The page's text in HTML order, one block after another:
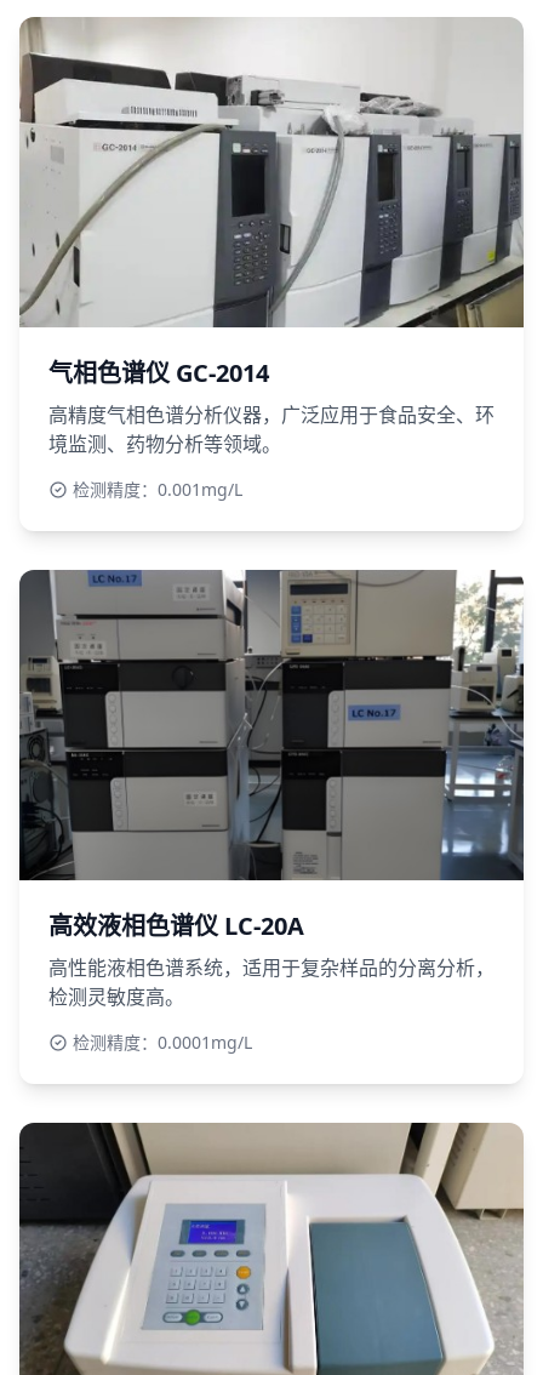
气相色谱仪 GC-2014
高精度气相色谱分析仪器，广泛应用于食品安全、环
境监测、药物分析等领域。
检测精度：0.001mg/L
高效液相色谱仪 LC-20A
高性能液相色谱系统，适用于复杂样品的分离分析，
检测灵敏度高。
检测精度：0.0001mg/L